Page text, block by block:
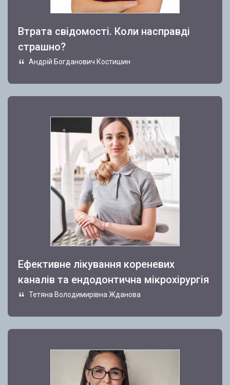
Втрата свідомості. Коли насправді
страшно?
Андрій Богданович Костишин
Ефективне лікування кореневих
каналів та ендодонтична мікрохірургія
Тетяна Володимирівна Жданова